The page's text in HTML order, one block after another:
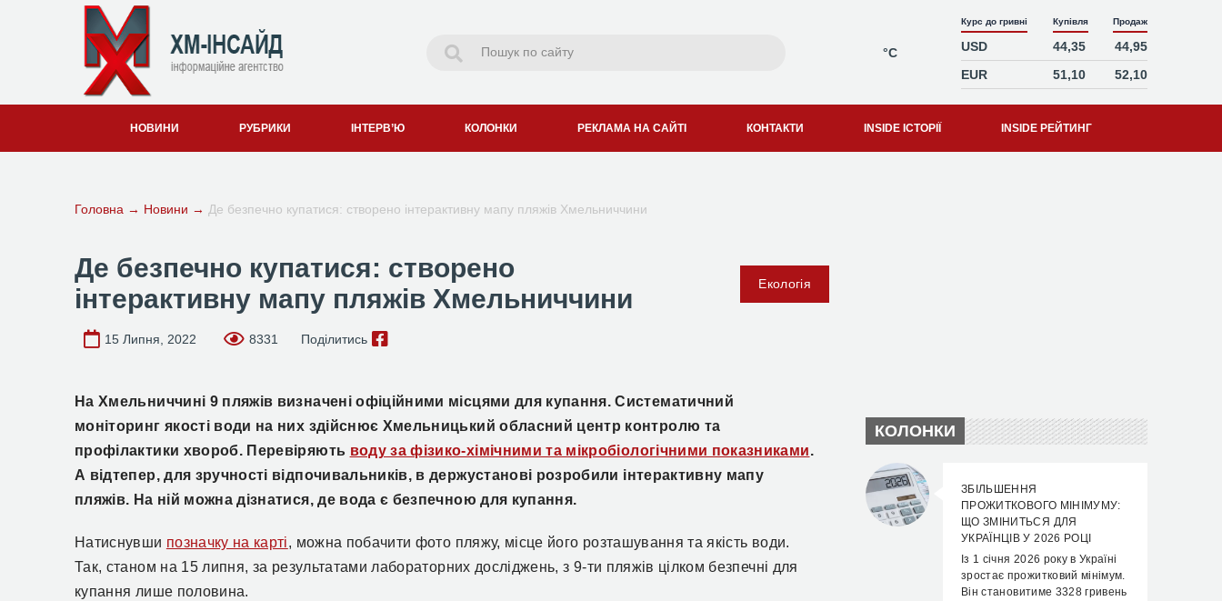
°C
Курс до гривні Купівля Продаж
USD 44,35
44,95
EUR
51,10 52,10
НОВИНИ РУБРИКИ ІНТЕРВ’Ю КОЛОНКИ РЕКЛАМА НА САЙТІ КОНТАКТИ INSIDE ІСТОРІЇ INSIDE РЕЙТИНГ
Головна → Новини → Де безпечно купатися: створено інтерактивну мапу пляжів Хмельниччини
Де безпечно купатися: створено
інтерактивну мапу пляжів Хмельниччини
Екологія
15 Липня, 2022 8331 Поділитись
На Хмельниччині 9 пляжів визначені офіційними місцями для купання. Систематичний
моніторинг якості води на них здійснює Хмельницький обласний центр контролю та
профілактики хвороб. Перевіряють воду за фізико-хімічними та мікробіологічними показниками.
А відтепер, для зручності відпочивальників, в держустанові розробили інтерактивну мапу
пляжів. На ній можна дізнатися, де вода є безпечною для купання.
Натиснувши позначку на карті, можна побачити фото пляжу, місце його розташування та якість води.
Так, станом на 15 липня, за результатами лабораторних досліджень, з 9-ти пляжів цілком безпечні для
купання лише половина.
КОЛОНКИ
ЗБІЛЬШЕННЯ
ПРОЖИТКОВОГО МІНІМУМУ:
ЩО ЗМІНИТЬСЯ ДЛЯ
УКРАЇНЦІВ У 2026 РОЦІ
Із 1 січня 2026 року в Україні
зростає прожитковий мінімум.
Він становитиме 3328 гривень